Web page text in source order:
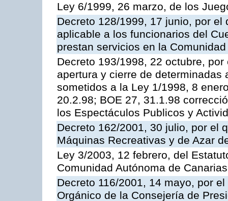
Ley 6/1999, 26 marzo, de los
Decreto 128/1999, 17 junio, por
aplicable a los funcionarios del
prestan servicios en la
Decreto 193/1998, 22 octubre,
apertura y cierre de
sometidos a la Ley 1/1998, 8
20.2.98; BOE 27, 31.1.98
los Espectáculos Publicos y
Decreto 162/2001, 30 julio, por el
Máquinas Recreativas y de Azar
Ley 3/2003, 12 febrero, del
Comunidad Autónoma de Canarias
Decreto 116/2001, 14 mayo, por
Orgánico de la Consejería de